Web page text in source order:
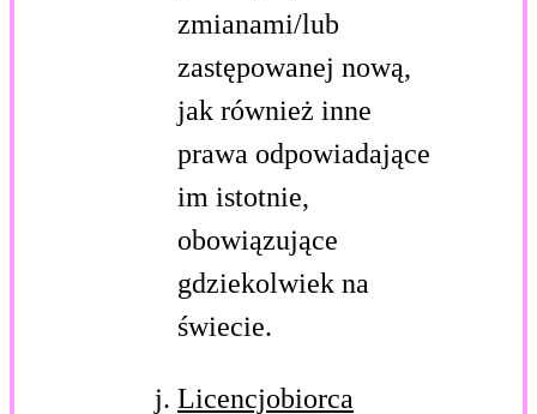
zmianami/lub
zastępowanej nową,
jak również inne
prawa odpowiadające
im istotnie,
obowiązujące
gdziekolwiek na
świecie.
Licencjobiorca